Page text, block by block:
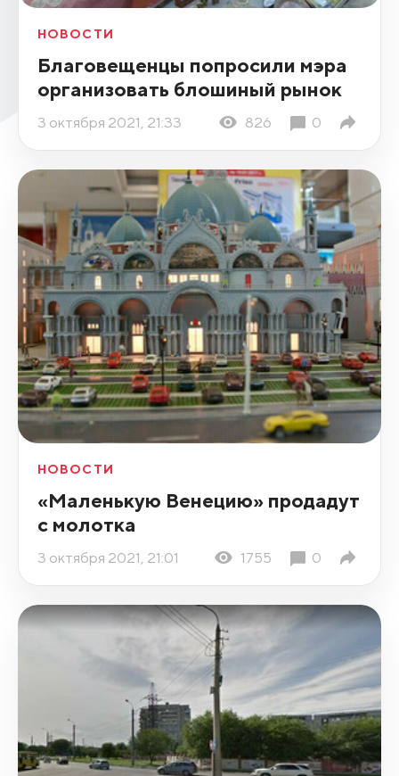
НОВОСТИ
Благовещенцы попросили мэра
организовать блошиный рынок
3 октября 2021, 21:33 826 0
НОВОСТИ
«Маленькую Венецию» продадут
с молотка
3 октября 2021, 21:01 1755 0